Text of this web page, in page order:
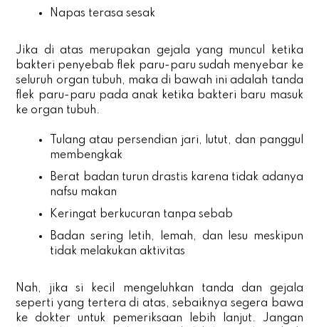
Napas terasa sesak
Jika di atas merupakan gejala yang muncul ketika
bakteri penyebab flek paru-paru sudah menyebar ke
seluruh organ tubuh, maka di bawah ini adalah tanda
flek paru-paru pada anak ketika bakteri baru masuk
ke organ tubuh.
Tulang atau persendian jari, lutut, dan panggul
membengkak
Berat badan turun drastis karena tidak adanya
nafsu makan
Keringat berkucuran tanpa sebab
Badan sering letih, lemah, dan lesu meskipun
tidak melakukan aktivitas
Nah, jika si kecil mengeluhkan tanda dan gejala
seperti yang tertera di atas, sebaiknya segera bawa
ke dokter untuk pemeriksaan lebih lanjut. Jangan